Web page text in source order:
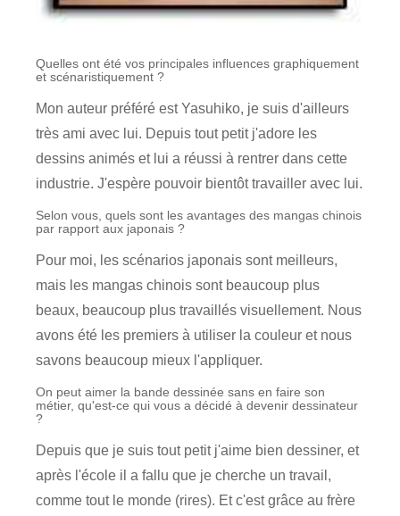
Quelles ont été vos principales influences graphiquement
et scénaristiquement ?
Mon auteur préféré est Yasuhiko, je suis d'ailleurs
très ami avec lui. Depuis tout petit j'adore les
dessins animés et lui a réussi à rentrer dans cette
industrie. J'espère pouvoir bientôt travailler avec lui.
Selon vous, quels sont les avantages des mangas chinois
par rapport aux japonais ?
Pour moi, les scénarios japonais sont meilleurs,
mais les mangas chinois sont beaucoup plus
beaux, beaucoup plus travaillés visuellement. Nous
avons été les premiers à utiliser la couleur et nous
savons beaucoup mieux l'appliquer.
On peut aimer la bande dessinée sans en faire son
métier, qu'est-ce qui vous a décidé à devenir dessinateur
?
Depuis que je suis tout petit j'aime bien dessiner, et
après l'école il a fallu que je cherche un travail,
comme tout le monde (rires). Et c'est grâce au frère